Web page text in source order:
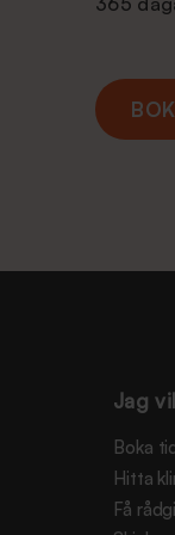
Jag
Boka tid
Hitta
Få